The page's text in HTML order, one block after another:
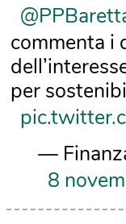
commenta i
per
—
8